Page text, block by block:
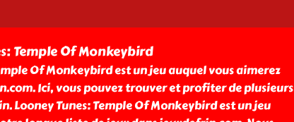
Temple Of Monkeybird
Of Monkeybird est un jeu auquel vous aimerez
Ici, vous pouvez trouver et profiter de plusieurs
Looney Tunes: Temple Of Monkeybird est un jeu